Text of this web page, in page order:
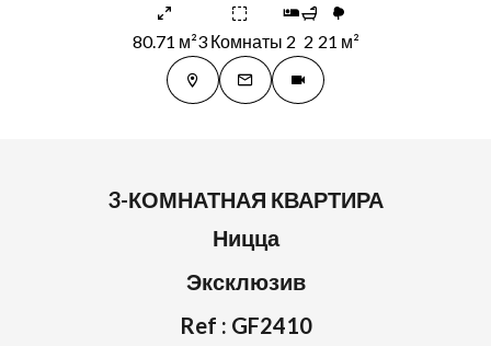
80.71 м²3 Комнаты 2 2 21 м²
3-КОМНАТНАЯ КВАРТИРА
Ницца
Эксклюзив
Ref : GF2410